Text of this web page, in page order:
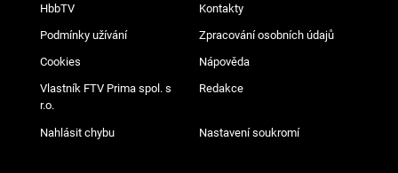
HbbTV Kontakty
Podmínky užívání Zpracování osobních údajů
Cookies Nápověda
Vlastník FTV Prima spol. s
r.o.
Redakce
Nahlásit chybu Nastavení soukromí